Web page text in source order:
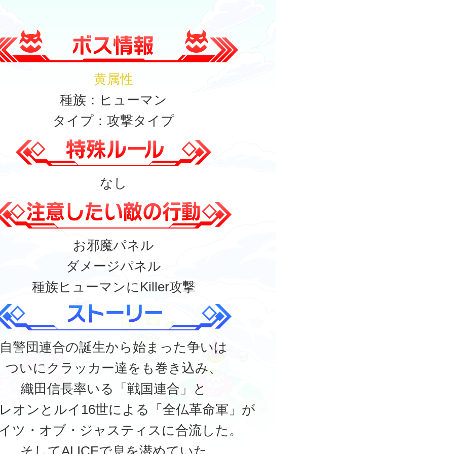
黄属性
種族：ヒューマン
タイプ：攻撃タイプ
なし
お邪魔パネル
ダメージパネル
種族ヒューマンにKiller攻撃
自警団連合の誕生から始まった争いは
ついにクラッカー達をも巻き込み、
織田信長率いる「戦国連合」と
オンとルイ16世による「全仏革命軍」が
ツ・オブ・ジャスティスに合流した。
そしてALICEで息を潜めていた